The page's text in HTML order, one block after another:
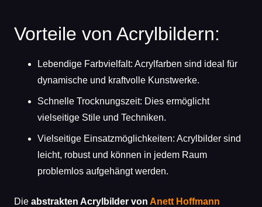
Vorteile von Acrylbildern:
Lebendige Farbvielfalt: Acrylfarben sind ideal für
dynamische und kraftvolle Kunstwerke.
Schnelle Trocknungszeit: Dies ermöglicht
vielseitige Stile und Techniken.
Vielseitige Einsatzmöglichkeiten: Acrylbilder sind
leicht, robust und können in jedem Raum
problemlos aufgehängt werden.
Die abstrakten Acrylbilder von Anett Hoffmann